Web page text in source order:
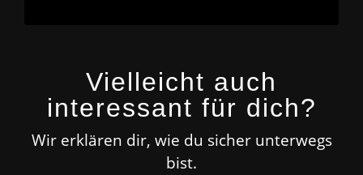
Vielleicht auch
interessant für dich?
Wir erklären dir, wie du sicher unterwegs
bist.